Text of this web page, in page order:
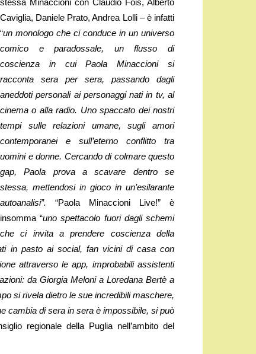
stessa Minaccioni con Claudio Fois, Alberto
Caviglia, Daniele Prato, Andrea Lolli – è infatti
“un monologo che ci conduce in un universo
comico e paradossale, un flusso di
coscienza in cui Paola Minaccioni si
racconta sera per sera, passando dagli
aneddoti personali ai personaggi nati in tv, al
cinema o alla radio. Uno spaccato dei nostri
tempi sulle relazioni umane, sugli amori
contemporanei e sull’eterno conflitto tra
uomini e donne. Cercando di colmare questo
gap, Paola prova a scavare dentro se
stessa, mettendosi in gioco in un’esilarante
autoanalisi”. “Paola Minaccioni Live!” è
insomma “uno spettacolo fuori dagli schemi
che ci invita a prendere coscienza della
in pasto ai social, fan vicini di casa con
attraverso le app, improbabili assistenti
da Giorgia Meloni a Loredana Bertè a
si rivela dietro le sue incredibili maschere,
cambia di sera in sera è impossibile, si può
regionale della Puglia nell’ambito del